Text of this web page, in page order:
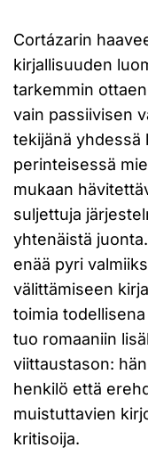
Cortázarin
kirjallisuuden
tarkemmin
vain passiivisen
tekijänä yhdessä
perinteisessä
mukaan
suljettuja
yhtenäistä
enää pyri
välittämiseen
toimia
tuo romaaniin
viittaustason:
henkilö että
muistuttavien
kritisoija.